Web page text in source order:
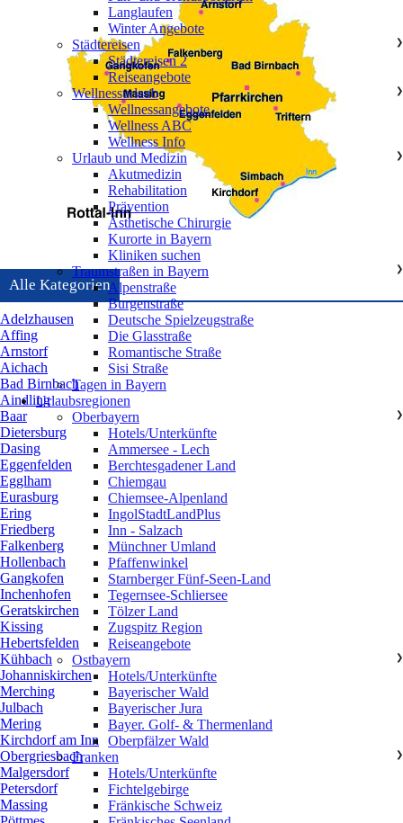
Alle Kategorien
Adelzhausen
Affing
Arnstorf
Aichach
Bad Birnbach
Aindling
Baar
Dietersburg
Dasing
Eggenfelden
Egglham
Eurasburg
Ering
Friedberg
Falkenberg
Hollenbach
Gangkofen
Inchenhofen
Geratskirchen
Kissing
Hebertsfelden
Kühbach
Johanniskirchen
Merching
Julbach
Mering
Kirchdorf am Inn
Obergriesbach
Malgersdorf
Petersdorf
Massing
Langlaufen
Winter Angebote
Städtereisen
❯
Städtereisen 2
Reiseangebote
Wellnessurlaub
❯
Wellnessangebote
Wellness ABC
Wellness Info
Urlaub und Medizin
❯
Akutmedizin
Rehabilitation
Prävention
Ästhetische Chirurgie
Kurorte in Bayern
Kliniken suchen
Traumstraßen in Bayern
❯
Alpenstraße
Burgenstraße
Deutsche Spielzeugstraße
Die Glasstraße
Romantische Straße
Sisi Straße
Tagen in Bayern
Urlaubsregionen
Oberbayern
❯
Hotels/Unterkünfte
Ammersee - Lech
Berchtesgadener Land
Chiemgau
Chiemsee-Alpenland
IngolStadtLandPlus
Inn - Salzach
Münchner Umland
Pfaffenwinkel
Starnberger Fünf-Seen-Land
Tegernsee-Schliersee
Tölzer Land
Zugspitz Region
Reiseangebote
Ostbayern
❯
Hotels/Unterkünfte
Bayerischer Wald
Bayerischer Jura
Bayer. Golf- & Thermenland
Oberpfälzer Wald
Franken
❯
Hotels/Unterkünfte
Fichtelgebirge
Fränkische Schweiz